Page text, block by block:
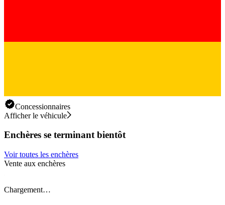
Concessionnaires
Afficher le véhicule
Enchères se terminant bientôt
Voir toutes les enchères
Vente aux enchères
Chargement…